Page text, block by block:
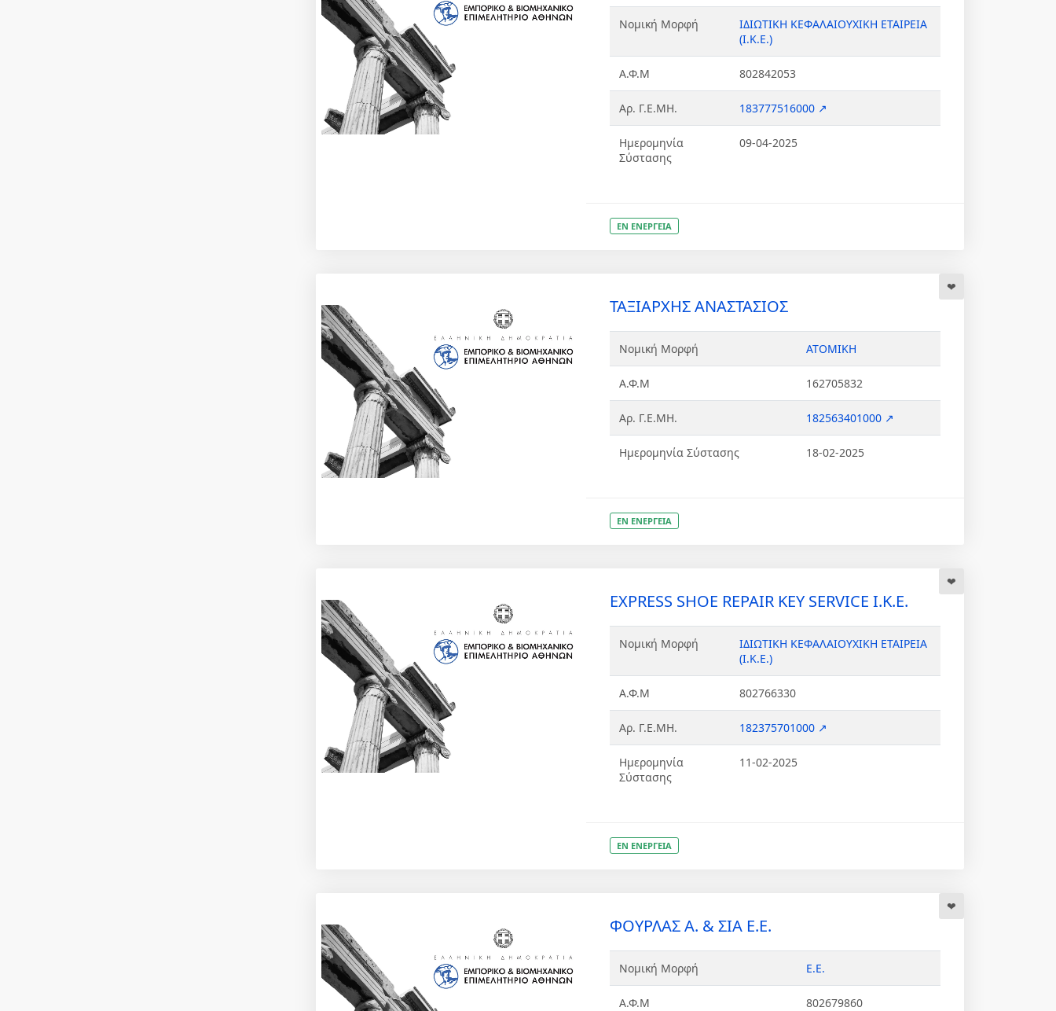
Νομική Μορφή
ΙΔΙΩΤΙΚΗ ΚΕΦΑΛΑΙΟΥΧΙΚΗ ΕΤΑΙΡΕΙΑ
(Ι.Κ.Ε.)
Α.Φ.Μ 802842053
Αρ. Γ.Ε.ΜΗ. 183777516000 ↗
Ημερομηνία
Σύστασης
09-04-2025
ΕΝ ΕΝΕΡΓΕΙΑ
ΤΑΞΙΑΡΧΗΣ ΑΝΑΣΤΑΣΙΟΣ
Νομική Μορφή ΑΤΟΜΙΚΗ
Α.Φ.Μ 162705832
Αρ. Γ.Ε.ΜΗ. 182563401000 ↗
Ημερομηνία Σύστασης 18-02-2025
ΕΝ ΕΝΕΡΓΕΙΑ
EXPRESS SHOE REPAIR KEY SERVICE Ι.Κ.Ε.
Νομική Μορφή
ΙΔΙΩΤΙΚΗ ΚΕΦΑΛΑΙΟΥΧΙΚΗ ΕΤΑΙΡΕΙΑ
(Ι.Κ.Ε.)
Α.Φ.Μ 802766330
Αρ. Γ.Ε.ΜΗ. 182375701000 ↗
Ημερομηνία
Σύστασης
11-02-2025
ΕΝ ΕΝΕΡΓΕΙΑ
ΦΟΥΡΛΑΣ Α. & ΣΙΑ Ε.Ε.
Νομική Μορφή Ε.Ε.
Α.Φ.Μ 802679860